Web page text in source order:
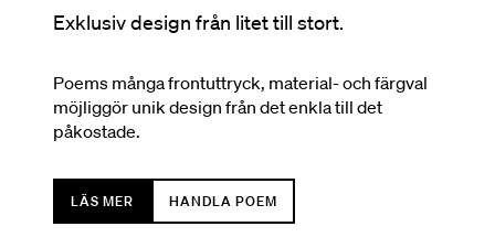
Exklusiv design från litet till stort.
Poems många frontuttryck, material- och färgval
möjliggör unik design från det enkla till det
påkostade.
LÄS MER HANDLA POEM